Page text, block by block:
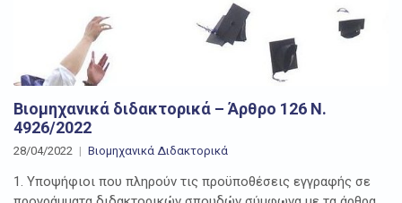
Βιομηχανικά διδακτορικά – Άρθρο 126 Ν.
4926/2022
28/04/2022 Βιομηχανικά Διδακτορικά
1. Υποψήφιοι που πληρούν τις προϋποθέσεις εγγραφής σε